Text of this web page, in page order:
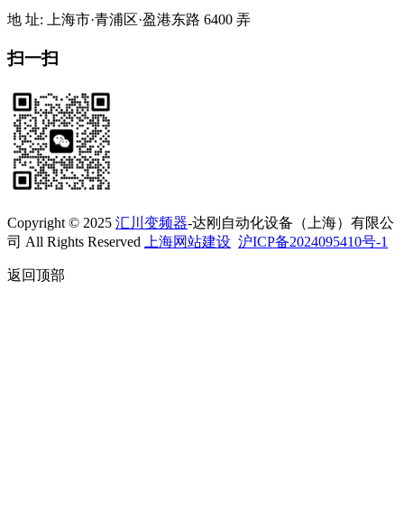
地 址: 上海市·青浦区·盈港东路 6400 弄
扫一扫
Copyright © 2025 汇川变频器-达刚自动化设备（上海）有限公
司 All Rights Reserved
上海网站建设 沪ICP备2024095410号-1
返回顶部